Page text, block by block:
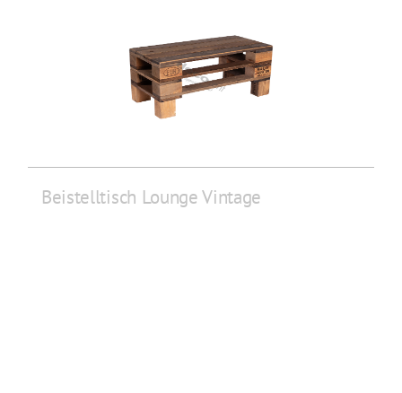
Beistelltisch Lounge Vintage